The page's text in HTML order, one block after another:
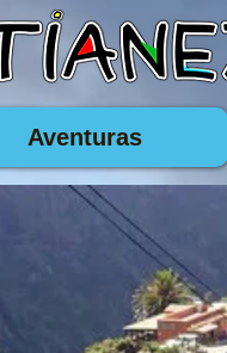
Aventuras